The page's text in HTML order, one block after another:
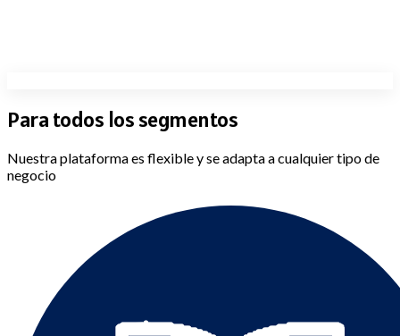
Para todos lossegmentos
Nuestra plataforma es flexible y se adapta a cualquier tipo de
negocio